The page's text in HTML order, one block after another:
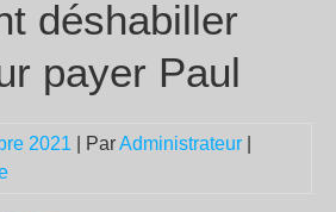
déshabiller
payer Paul
2021 | ParAdministrateur